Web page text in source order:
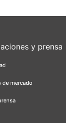
y prensa
de mercado